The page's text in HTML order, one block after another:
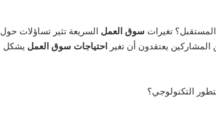
تغيرات سوق العمل السريعة تثير تساؤلات حول
احتياجات سوق العمل يشكل
التكنولوجي؟